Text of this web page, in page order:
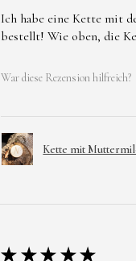
Ich habe eine Kette mit
bestellt! Wie oben, die
War diese Rezension hilfreich?
Kette mit
★ ★ ★ ★ ★